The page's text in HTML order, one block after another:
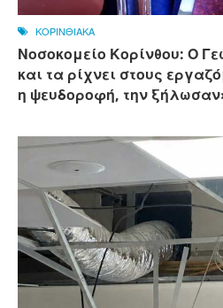
ΚΟΡΙΝΘΙΑΚΑ
Νοσοκομείο Κορίνθου: Ο
και τα ρίχνει στους
η ψευδοροφή, την